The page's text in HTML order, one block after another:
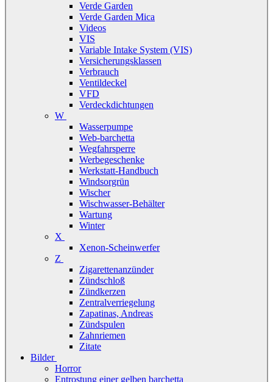
Verde Garden
Verde Garden Mica
Videos
VIS
Variable Intake System (VIS)
Versicherungsklassen
Verbrauch
Ventildeckel
VFD
Verdeckdichtungen
W
Wasserpumpe
Web-barchetta
Wegfahrsperre
Werbegeschenke
Werkstatt-Handbuch
Windsorgrün
Wischer
Wischwasser-Behälter
Wartung
Winter
X
Xenon-Scheinwerfer
Z
Zigarettenanzünder
Zündschloß
Zündkerzen
Zentralverriegelung
Zapatinas, Andreas
Zündspulen
Zahnriemen
Zitate
Bilder
Horror
Entrostung einer gelben barchetta